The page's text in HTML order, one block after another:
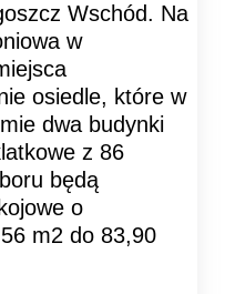
Wschód. Na
w
osiedle, które w
dwa budynki
z 86
będą
o
m2 do 83,90